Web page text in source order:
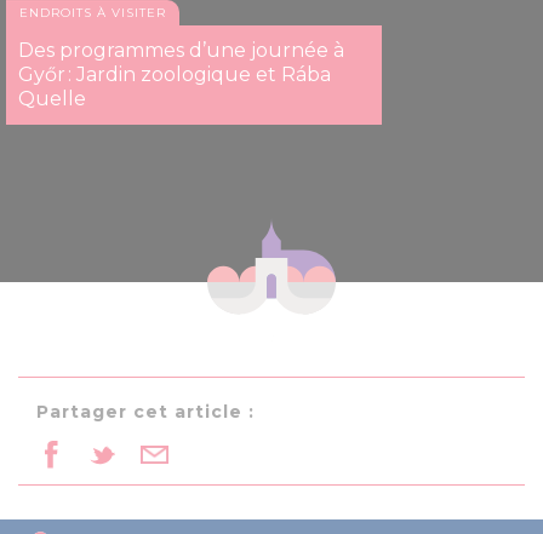
ENDROITS À VISITER
Des programmes d’une journée à
Győr : Jardin zoologique et Rába
Quelle
Partager cet article :